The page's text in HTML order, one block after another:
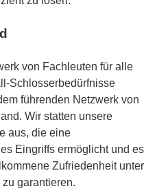
von Fachleuten für alle
Schlosserbedürfnisse
führenden Netzwerk von
Wir statten unsere
aus, die eine
Eingriffs ermöglicht und es
Zufriedenheit unter
garantieren.